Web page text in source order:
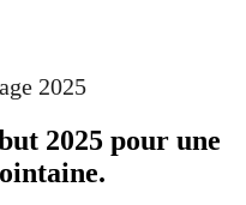
2025
2025 pour une